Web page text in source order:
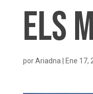
Els
porAriadna Ene 17,